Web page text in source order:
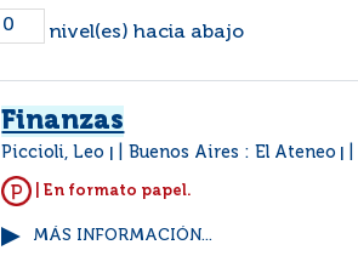
nivel(es) hacia abajo
Finanzas
Piccioli, Leo Buenos Aires : El Ateneo
| En formato papel.
MÁS INFORMACIÓN...